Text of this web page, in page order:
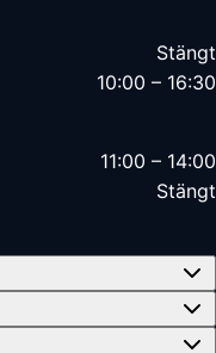
Stängt
10:00 – 16:30
11:00 – 14:00
Stängt